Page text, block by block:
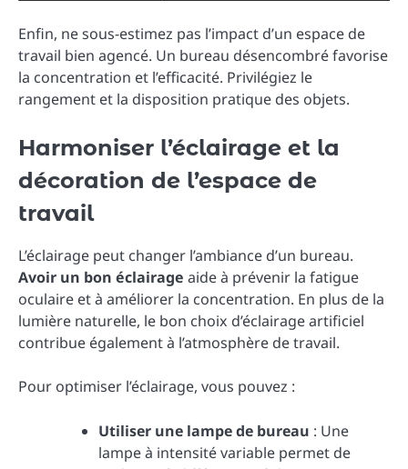
Enfin, ne sous-estimez pas l’impact d’un espace de
travail bien agencé. Un bureau désencombré favorise
la concentration et l’efficacité. Privilégiez le
rangement et la disposition pratique des objets.
Harmoniser l’éclairage et la
décoration de l’espace de
travail
L’éclairage peut changer l’ambiance d’un bureau.
Avoir un bon éclairage aide à prévenir la fatigue
oculaire et à améliorer la concentration. En plus de la
lumière naturelle, le bon choix d’éclairage artificiel
contribue également à l’atmosphère de travail.
Pour optimiser l’éclairage, vous pouvez :
Utiliser une lampe de bureau : Une
lampe à intensité variable permet de